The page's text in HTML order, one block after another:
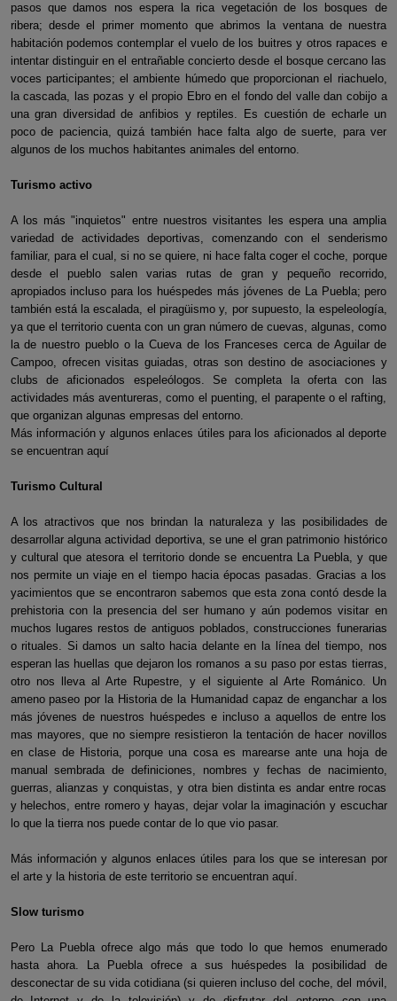
pasos que damos nos espera la rica vegetación de los bosques de
ribera; desde el primer momento que abrimos la ventana de nuestra
habitación podemos contemplar el vuelo de los buitres y otros rapaces e
intentar distinguir en el entrañable concierto desde el bosque cercano las
voces participantes; el ambiente húmedo que proporcionan el riachuelo,
la cascada, las pozas y el propio Ebro en el fondo del valle dan cobijo a
una gran diversidad de anfibios y reptiles. Es cuestión de echarle un
poco de paciencia, quizá también hace falta algo de suerte, para ver
algunos de los muchos habitantes animales del entorno.
Turismo activo
A los más "inquietos" entre nuestros visitantes les espera una amplia
variedad de actividades deportivas, comenzando con el senderismo
familiar, para el cual, si no se quiere, ni hace falta coger el coche, porque
desde el pueblo salen varias rutas de gran y pequeño recorrido,
apropiados incluso para los huéspedes más jóvenes de La Puebla; pero
también está la escalada, el piragüismo y, por supuesto, la espeleología,
ya que el territorio cuenta con un gran número de cuevas, algunas, como
la de nuestro pueblo o la Cueva de los Franceses cerca de Aguilar de
Campoo, ofrecen visitas guiadas, otras son destino de asociaciones y
clubs de aficionados espeleólogos. Se completa la oferta con las
actividades más aventureras, como el puenting, el parapente o el rafting,
que organizan algunas empresas del entorno.
Más información y algunos enlaces útiles para los aficionados al deporte
se encuentran aquí
Turismo Cultural
A los atractivos que nos brindan la naturaleza y las posibilidades de
desarrollar alguna actividad deportiva, se une el gran patrimonio histórico
y cultural que atesora el territorio donde se encuentra La Puebla, y que
nos permite un viaje en el tiempo hacia épocas pasadas. Gracias a los
yacimientos que se encontraron sabemos que esta zona contó desde la
prehistoria con la presencia del ser humano y aún podemos visitar en
muchos lugares restos de antiguos poblados, construcciones funerarias
o rituales. Si damos un salto hacia delante en la línea del tiempo, nos
esperan las huellas que dejaron los romanos a su paso por estas tierras,
otro nos lleva al Arte Rupestre, y el siguiente al Arte Románico. Un
ameno paseo por la Historia de la Humanidad capaz de enganchar a los
más jóvenes de nuestros huéspedes e incluso a aquellos de entre los
mas mayores, que no siempre resistieron la tentación de hacer novillos
en clase de Historia, porque una cosa es marearse ante una hoja de
manual sembrada de definiciones, nombres y fechas de nacimiento,
guerras, alianzas y conquistas, y otra bien distinta es andar entre rocas
y helechos, entre romero y hayas, dejar volar la imaginación y escuchar
lo que la tierra nos puede contar de lo que vio pasar.
Más información y algunos enlaces útiles para los que se interesan por
el arte y la historia de este territorio se encuentran aquí.
Slow turismo
Pero La Puebla ofrece algo más que todo lo que hemos enumerado
hasta ahora. La Puebla ofrece a sus huéspedes la posibilidad de
desconectar de su vida cotidiana (si quieren incluso del coche, del móvil,